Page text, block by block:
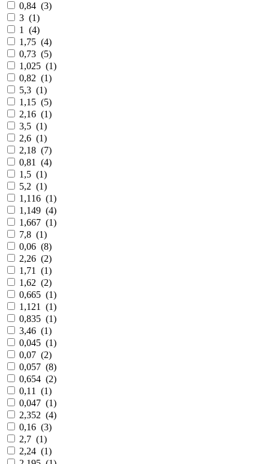
0,84 (3)
3 (1)
1
(4)
1,75 (4)
0,73 (5)
1,025 (1)
0,82 (1)
5,3 (1)
1,15 (5)
2,16 (1)
3,5 (1)
2,6 (1)
2,18 (7)
0,81
(4)
1,5 (1)
5,2 (1)
1,116 (1)
1,149 (4)
1,667 (1)
7,8 (1)
0,06 (8)
2,26 (2)
1,71
(1)
1,62 (2)
0,665 (1)
1,121
(1)
0,835 (1)
3,46 (1)
0,045 (1)
0,07 (2)
0,057 (8)
0,654 (2)
0,11
(1)
0,047 (1)
2,352 (4)
0,16 (3)
2,7 (1)
2,24 (1)